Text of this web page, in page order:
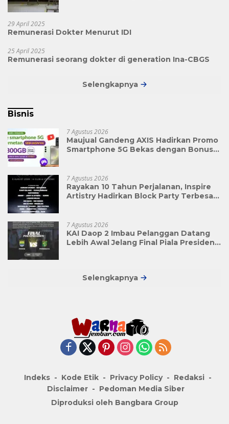
29 April 2025
Remunerasi Dokter Menurut IDI
25 April 2025
Remunerasi seorang dokter di generation Ina-CBGS
Selengkapnya
Bisnis
7 Agustus 2026
Maujual Gandeng AXIS Hadirkan Promo
Smartphone 5G Bekas dengan Bonus
7 Agustus 2026
Rayakan 10 Tahun Perjalanan, Inspire
Artistry Hadirkan Block Party Terbesar
7 Agustus 2026
KAI Daop 2 Imbau Pelanggan Datang
Lebih Awal Jelang Final Piala Presiden
Selengkapnya
Indeks Kode Etik Privacy Policy
Redaksi
Disclaimer
Pedoman Media Siber
Diproduksi oleh Bangbara Group